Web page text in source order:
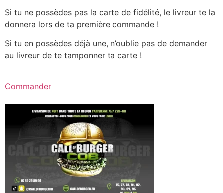
Si tu ne possèdes pas la carte de fidélité, le livreur te la
donnera lors de ta première commande !
Si tu en possèdes déjà une, n’oublie pas de demander
au livreur de te tamponner ta carte !
Commander